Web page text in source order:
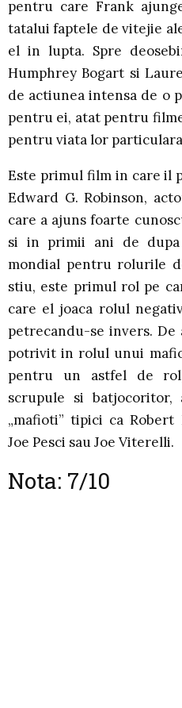
pentru care Frank
tatalui faptele de vitejie
el in lupta. Spre
Humphrey Bogart si
de actiunea intensa de o
pentru ei, atat pentru
pentru viata lor
Este primul film in care il
Edward G. Robinson,
care a ajuns foarte
si in primii ani de
mondial pentru rolurile
stiu, este primul rol pe
care el joaca rolul
petrecandu-se invers.
potrivit in rolul unui
pentru un astfel de
scrupule si batjocoritor,
„mafioti” tipici ca
Joe Pesci sau Joe Viterelli.
Nota: 7/10